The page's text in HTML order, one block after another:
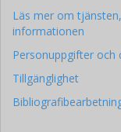
Läs mer om
informationen
Personuppgifter och
Tillgänglighet